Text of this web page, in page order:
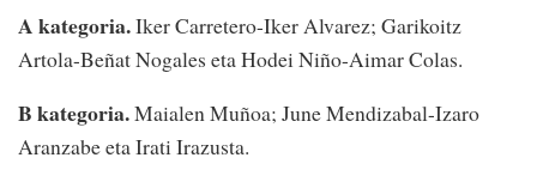
A kategoria.Iker Carretero-Iker Alvarez; Garikoitz
Artola-Beñat Nogales eta Hodei Niño-Aimar Colas.
B kategoria.Maialen Muñoa; June Mendizabal-Izaro
Aranzabe eta Irati Irazusta.